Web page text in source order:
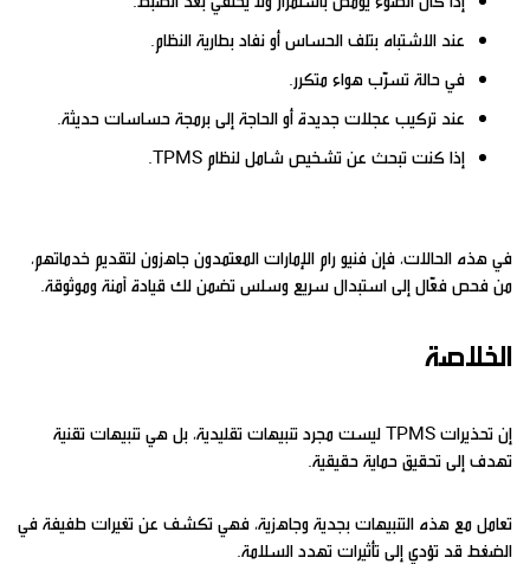
عند الاشتباه بتلف الحساس أو نفاد بطارية النظام.
في حالة تسرّب هواء متكرر.
عند تركيب عجلات جديدة أو الحاجة إلى برمجة حساسات حديثة.
إذا كنت تبحث عن تشخيص شامل لنظام TPMS.
في هذه الحالات، فإن فنيو رام الإمارات المعتمدون جاهزون لتقديم خدماتهم،
من فحص فعّال إلى استبدال سريع وسلس تضمن لك قيادة آمنة وموثوقة.
الخلاصة
إن تحذيرات TPMS ليست مجرد تنبيهات تقليدية، بل هي تنبيهات تقنية
تهدف إلى تحقيق حماية حقيقية.
تعامل مع هذه التنبيهات بجدية وجاهزية، فهي تكشف عن تغيرات طفيفة في
الضغط قد تؤدي إلى تأثيرات تهدد السلامة.